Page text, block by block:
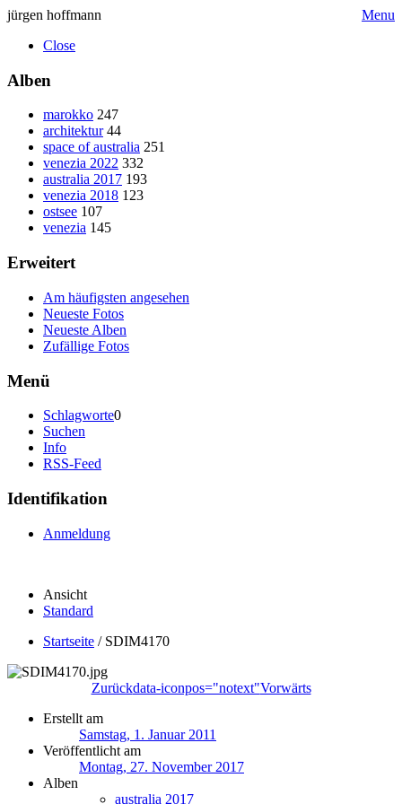
jürgen hoffmann
Menu
Close
Alben
marokko 247
architektur 44
space of australia 251
venezia 2022 332
australia 2017 193
venezia 2018 123
ostsee 107
venezia 145
Erweitert
Am häufigsten angesehen
Neueste Fotos
Neueste Alben
Zufällige Fotos
Menü
Schlagworte0
Suchen
Info
RSS-Feed
Identifikation
Anmeldung
Ansicht
Standard
Startseite / SDIM4170
Zurückdata-iconpos="notext"Vorwärts
Erstellt am
Samstag, 1. Januar 2011
Veröffentlicht am
Montag, 27. November 2017
Alben
australia 2017